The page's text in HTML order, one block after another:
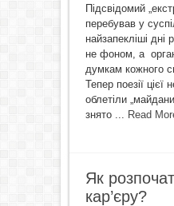
Підсвідомий
перебував у
найзапекліші дні
не фоном, а
думкам кожного
Тепер поезії цієї
облетіли
знято ... Read
Як
кар’єру?